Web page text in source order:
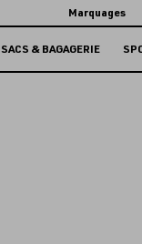
Marquages
SACS & BAGAGERIE